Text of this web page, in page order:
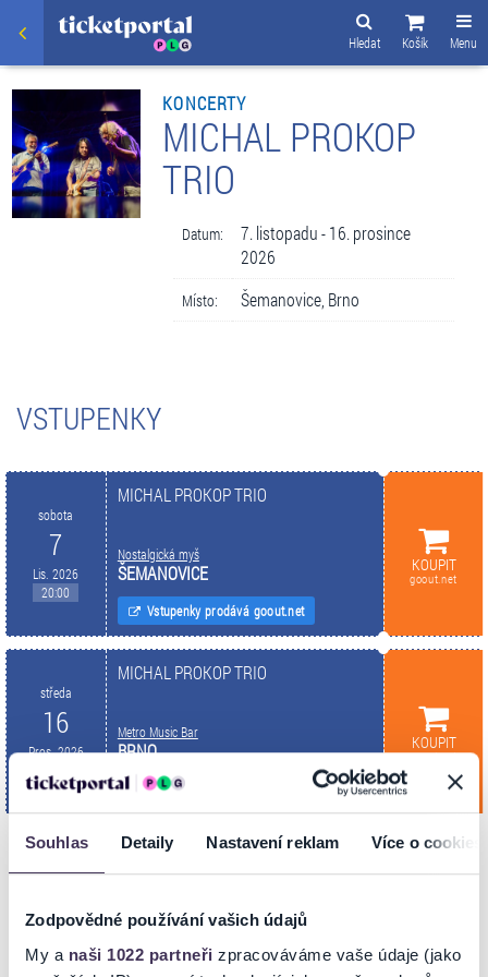
Souhlas Detaily Nastavení reklam Více o cookies
Zodpovědné používání vašich údajů
My a naši 1022 partneři zpracováváme vaše údaje (jako
Menu
Košík
Hledat
KONCERTY
MICHAL PROKOP
TRIO
Datum:
7. listopadu - 16. prosince
2026
Místo: Šemanovice, Brno
VSTUPENKY
sobota
7
Lis. 2026
20:00
MICHAL PROKOP TRIO
Nostalgická myš
ŠEMANOVICE
Vstupenky prodává goout.net
KOUPIT
goout.net
středa
16
Pros. 2026
MICHAL PROKOP TRIO
Metro Music Bar
BRNO
Vstupenky prodává goout.net
KOUPIT
goout.net
Michal Prokop Trio vystoupí 16. prosince v Metro Music Baru.